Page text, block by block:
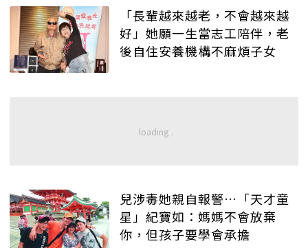
「長輩越來越老，不會越來越
好」她願一生當志工陪伴，老
後自住安養機構不麻煩子女
兒涉毒她親自報警…「天才童
星」紀寶如：媽媽不會放棄
你，但孩子要學會承擔